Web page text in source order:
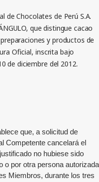
de Chocolates de Perú S.A.
que distingue cacao
y productos de
Oficial,inscrita bajo
de diciembre del 2012.
que, a solicitud de
Competente cancelará el
no hubiese sido
o por otra persona autorizada
Miembros, durante los tres